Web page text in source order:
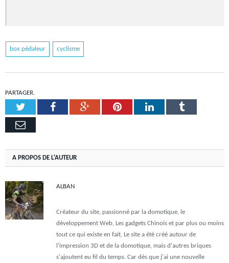
box pédaleur cyclisme
PARTAGER.
TwitterFacebookGoogle+PinterestLinkedInTumblr
Email
A PROPOS DE L'AUTEUR
ALBAN
Créateur du site, passionné par la domotique, le
développement Web, Les gadgets Chinois et par plus ou moins
tout ce qui existe en fait. Le site a été créé autour de
l'impression 3D et de la domotique, mais d'autres briques
s'ajoutent eu fil du temps. Car dès que j'ai une nouvelle